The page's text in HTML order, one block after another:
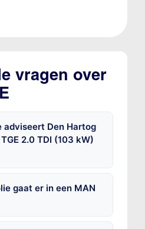
vragen over
adviseert Den Hartog
2.0 TDI (103 kW)
gaat er in een MAN